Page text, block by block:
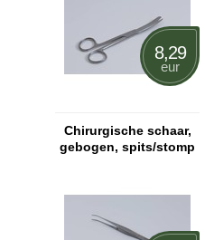
Chirurgische schaar,
gebogen, spits/stomp
8,29
eur